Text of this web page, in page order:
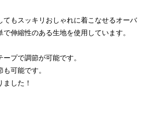
てもスッキリおしゃれに着こなせるオーバ
伸縮性のある生地を使用しています。
プで調節が可能です。
可能です。
した！